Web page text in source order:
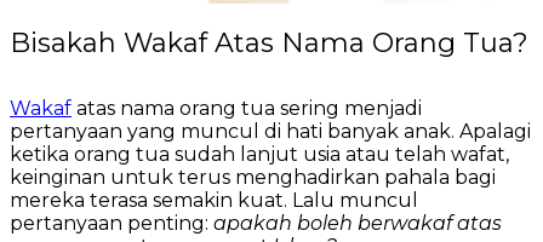
Bisakah Wakaf Atas Nama Orang Tua?
Wakaf atas nama orang tua sering menjadi
pertanyaan yang muncul di hati banyak anak. Apalagi
ketika orang tua sudah lanjut usia atau telah wafat,
keinginan untuk terus menghadirkan pahala bagi
mereka terasa semakin kuat. Lalu muncul
pertanyaan penting: apakah boleh berwakaf atas